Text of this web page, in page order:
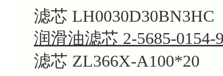
滤芯 LH0030D30BN3HC
润滑油滤芯 2-5685-0154-
滤芯 ZL366X-A100*20